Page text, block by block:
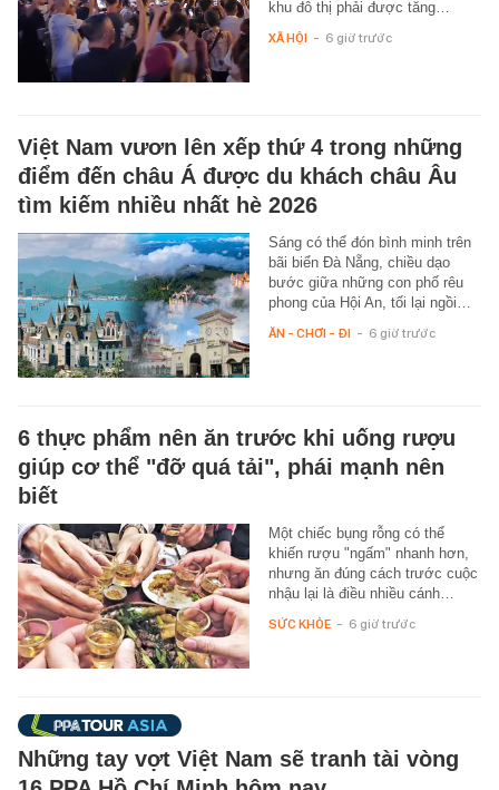
khu đô thị phải được tăng…
XÃ HỘI - 6 giờ trước
Việt Nam vươn lên xếp thứ 4 trong những
điểm đến châu Á được du khách châu Âu
tìm kiếm nhiều nhất hè 2026
Sáng có thể đón bình minh trên
bãi biển Đà Nẵng, chiều dạo
bước giữa những con phố rêu
phong của Hội An, tối lại ngồi…
ĂN - CHƠI - ĐI - 6 giờ trước
6 thực phẩm nên ăn trước khi uống rượu
giúp cơ thể "đỡ quá tải", phái mạnh nên
biết
Một chiếc bụng rỗng có thể
khiến rượu "ngấm" nhanh hơn,
nhưng ăn đúng cách trước cuộc
nhậu lại là điều nhiều cánh…
SỨC KHỎE - 6 giờ trước
Những tay vợt Việt Nam sẽ tranh tài vòng